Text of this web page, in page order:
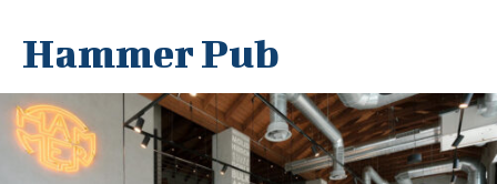
Hammer Pub